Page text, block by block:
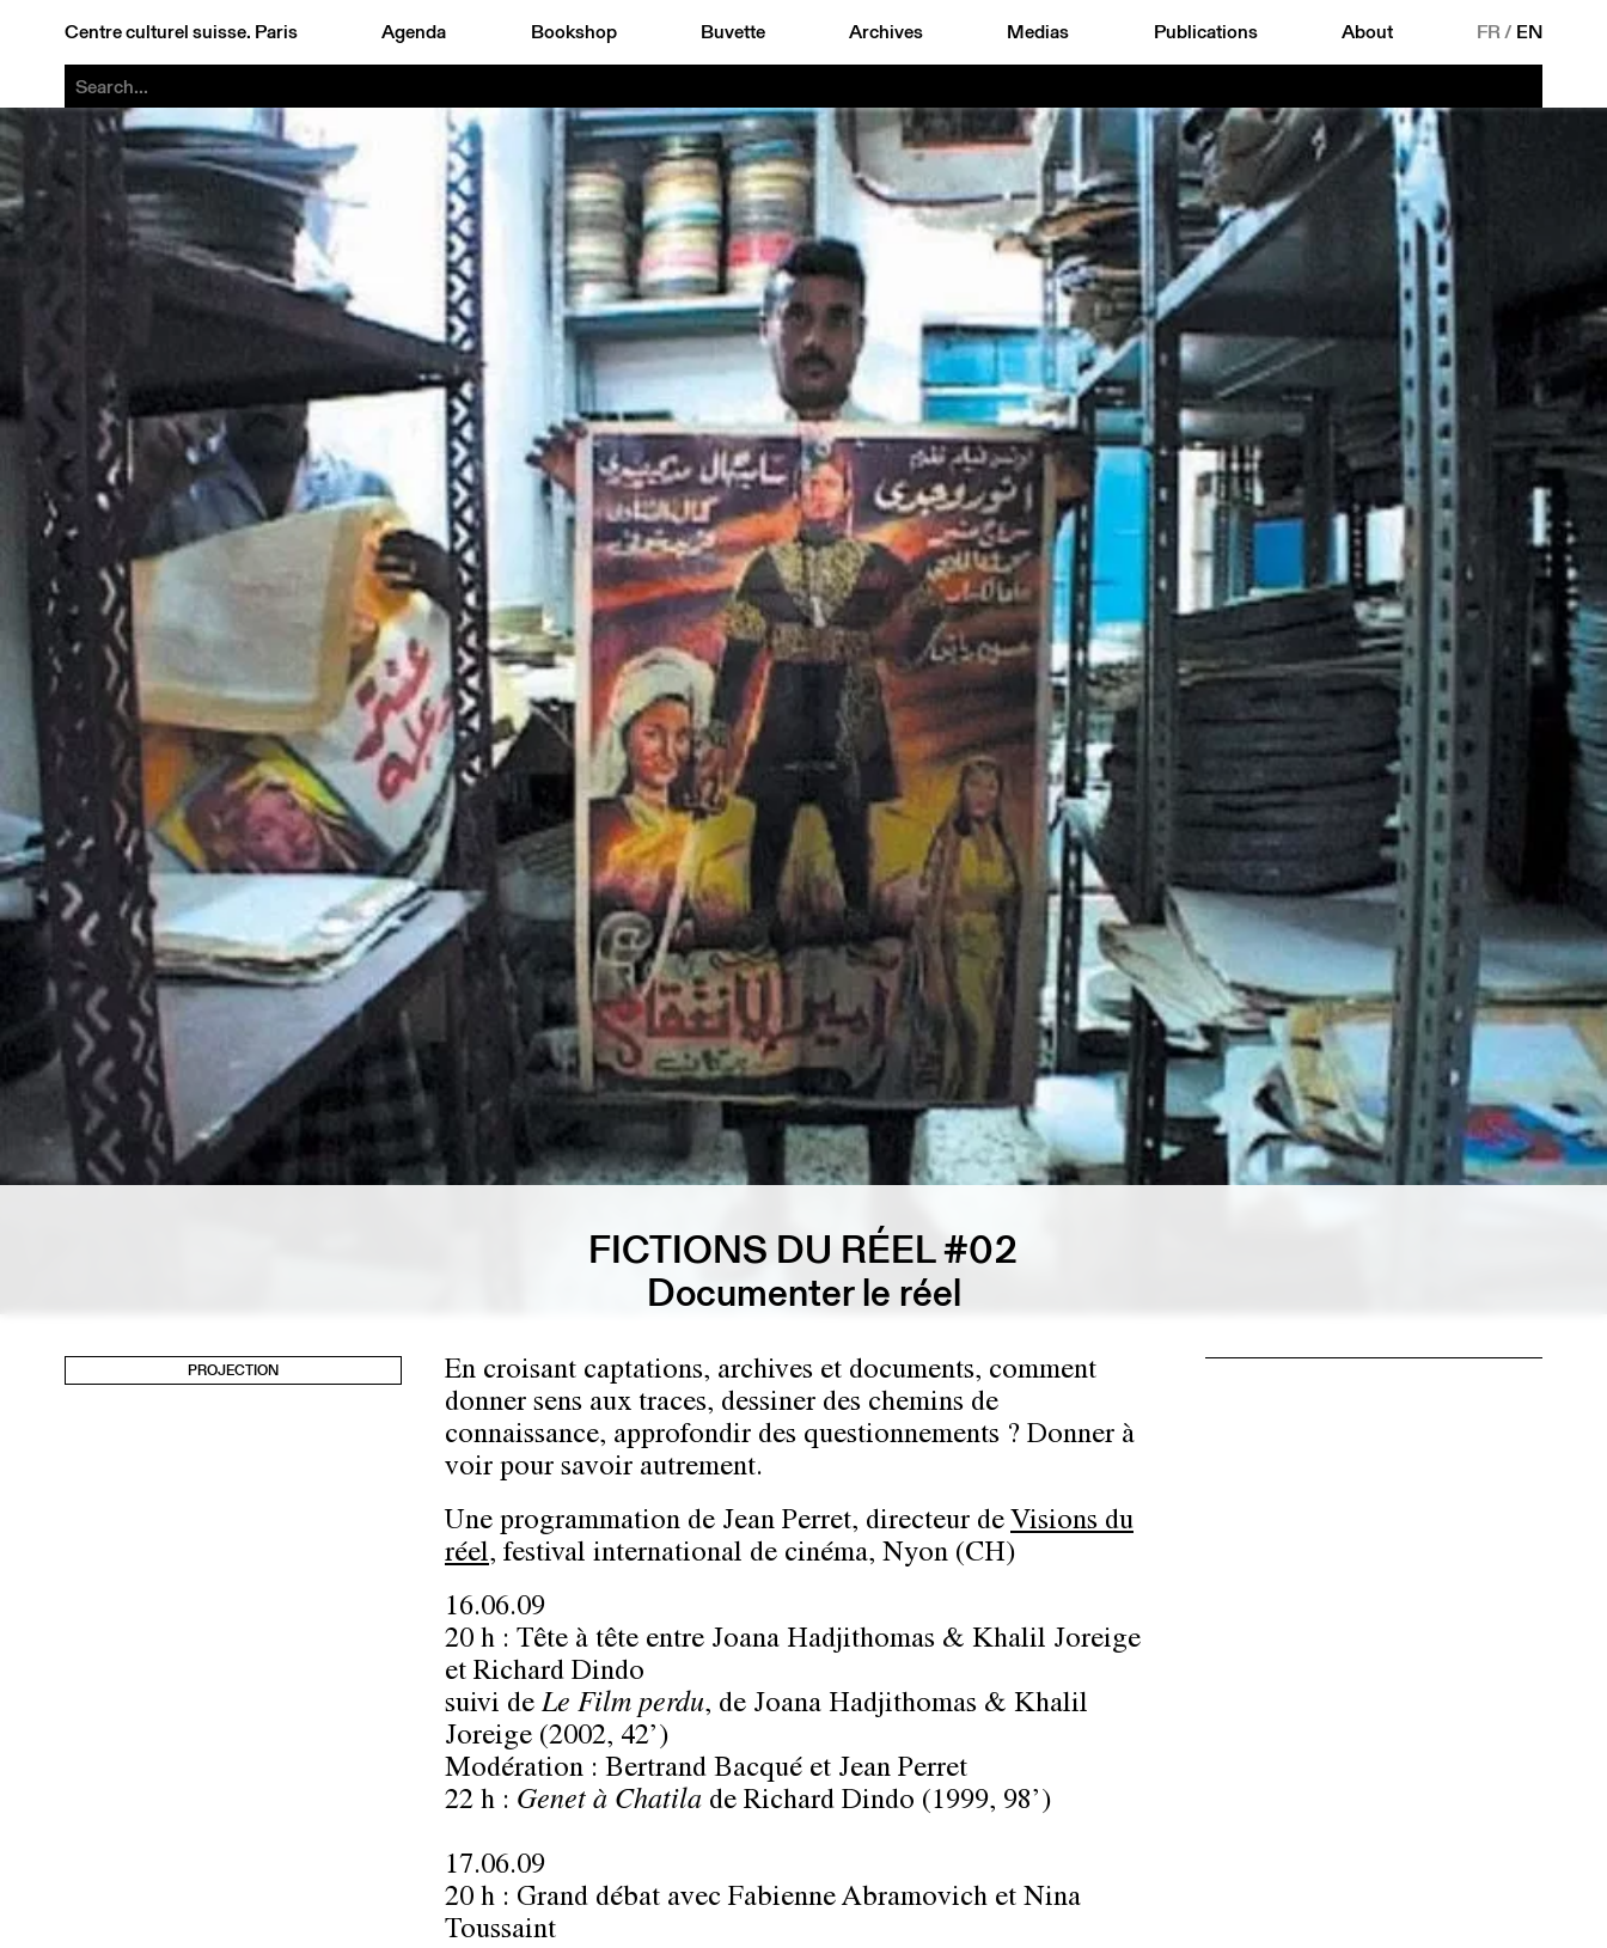
Centre culturel suisse. Paris Agenda Bookshop Buvette Archives Medias Publications About FR/ EN
FICTIONS DU RÉEL #02
Documenter le réel
PROJECTION
En croisant captations, archives et documents, comment
donner sens aux traces, dessiner des chemins de
connaissance, approfondir des questionnements ? Donner à
voir pour savoir autrement.
Une programmation de Jean Perret, directeur de Visions du
réel, festival international de cinéma, Nyon (CH)
16.06.09
20 h : Tête à tête entre Joana Hadjithomas & Khalil Joreige
et Richard Dindo
suivi de Le Film perdu, de Joana Hadjithomas & Khalil
Joreige (2002, 42’)
Modération : Bertrand Bacqué et Jean Perret
22 h : Genet à Chatila de Richard Dindo (1999, 98’)
17.06.09
20 h : Grand débat avec Fabienne Abramovich et Nina
Toussaint